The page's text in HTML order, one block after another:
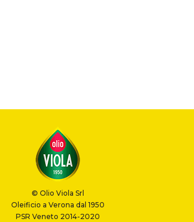
© Olio Viola Srl
Oleificio a Verona dal 1950
PSR Veneto 2014-2020